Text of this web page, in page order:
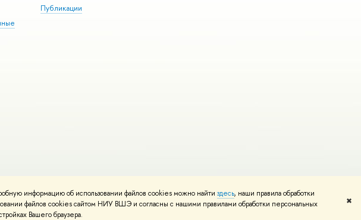
информацию об использовании файлов cookies можно найти здесь, наши правила обработки
файлов cookies сайтом НИУ ВШЭ и согласны с нашими правилами обработки персональных
Вашего браузера.
✖
Публикации
Редактору
сайта